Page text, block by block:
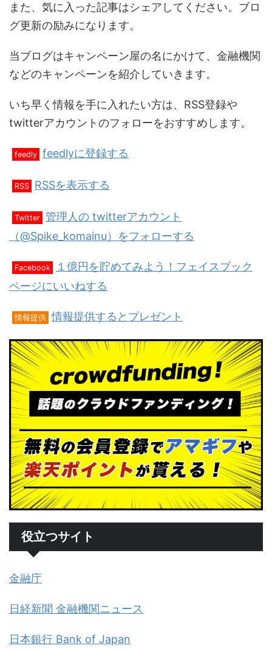
また、気に入った記事はシェアしてください。ブロ
グ更新の励みになります。
当ブログはキャンペーン屋の名にかけて、金融機関
などのキャンペーンを紹介していきます。
いち早く情報を手に入れたい方は、RSS登録や
twitterアカウントのフォローをおすすめします。
feedly feedlyに登録する
RSS RSSを表示する
Twitter 管理人の twitterアカウント
（@Spike_komainu）をフォローする
Facebook
１億円を貯めてみよう！フェイスブック
ページにいいねする
情報提供 情報提供するとプレゼント
役立つサイト
金融庁
日経新聞 金融機関ニュース
日本銀行 Bank of Japan